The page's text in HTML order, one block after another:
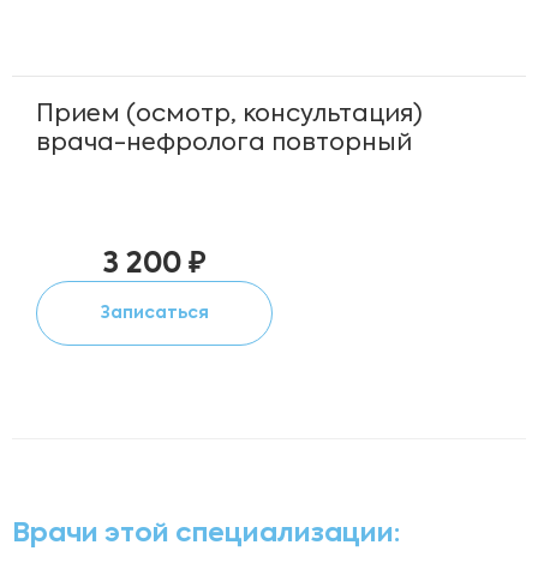
Прием (осмотр, консультация)
врача-нефролога повторный
3 200 ₽
Записаться
Врачи этой специализации: